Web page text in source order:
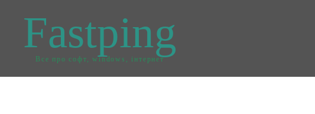
Fastping
Все про софт, windows, інтернет